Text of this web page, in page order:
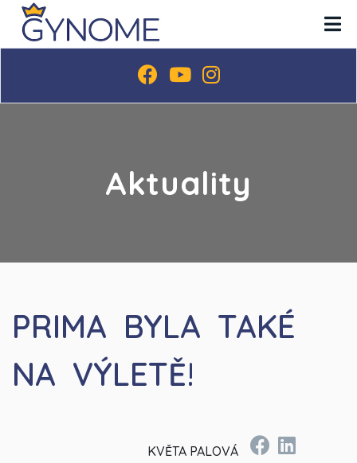
Aktuality
PRIMA BYLA TAKÉ
NA VÝLETĚ!
KVĚTA PALOVÁ